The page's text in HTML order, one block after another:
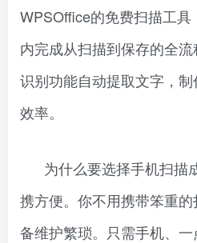
WPSOffice的免费扫描工
内完成从扫描到保存的全
识别功能自动提取文字，
效率。
为什么要选择手机扫描
携方便。你不用携带笨重
备维护繁琐。只需手机、